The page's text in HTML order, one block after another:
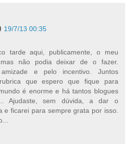
19/7/13 00:35
tarde aqui, publicamente, o meu
mas não podia deixar de o fazer.
e pelo incentivo. Juntos
que espero que fique para
é enorme e há tantos blogues
Ajudaste, sem dúvida, a dar o
e ficarei para sempre grata por isso.